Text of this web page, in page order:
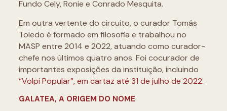
Fundo Cely, Ronie e Conrado Mesquita.
Em outra vertente do circuito, o curador Tomás
Toledo é formado em filosofia e trabalhou no
MASP entre 2014 e 2022, atuando como curador-
chefe nos últimos quatro anos. Foi cocurador de
importantes exposições da instituição, incluindo
“Volpi Popular”, em cartaz até 31 de julho de 2022.
GALATEA, A ORIGEM DO NOME